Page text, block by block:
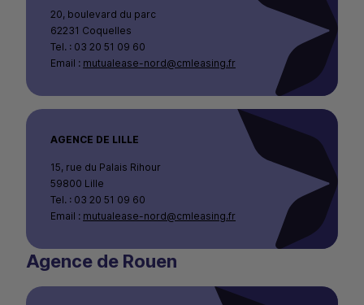
20, boulevard du parc
62231 Coquelles
Tel. : 03 20 51 09 60
Email : mutualease-nord@cmleasing.fr
AGENCE DE LILLE
15, rue du Palais Rihour
59800 Lille
Tel. : 03 20 51 09 60
Email : mutualease-nord@cmleasing.fr
Agence de Rouen